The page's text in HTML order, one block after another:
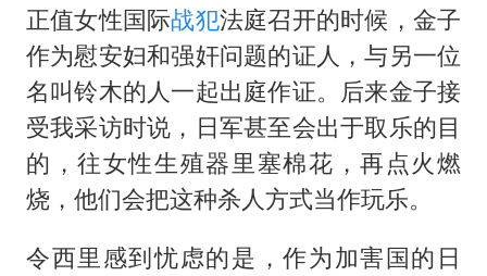
正值女性国际战犯法庭召开的时候，金子
作为慰安妇和强奸问题的证人，与另一位
名叫铃木的人一起出庭作证。后来金子接
受我采访时说，日军甚至会出于取乐的目
的，往女性生殖器里塞棉花，再点火燃
烧，他们会把这种杀人方式当作玩乐。
令西里感到忧虑的是，作为加害国的日